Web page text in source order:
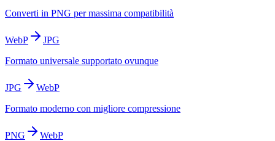
Converti in PNG per massima compatibilità
WebP
JPG
Formato universale supportato ovunque
JPG
WebP
Formato moderno con migliore compressione
PNG
WebP